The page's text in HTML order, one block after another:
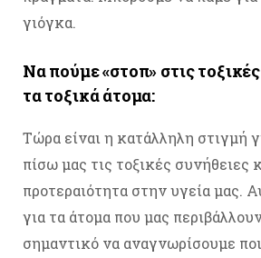
γιόγκα.
Να πούμε «στοπ» στις
τα τοξικά άτομα:
Τώρα είναι η κατάλληλη στιγμή
πίσω μας τις τοξικές συνήθειες
προτεραιότητα στην υγεία μας.
για τα άτομα που μας
σημαντικό να αναγνωρίσουμε